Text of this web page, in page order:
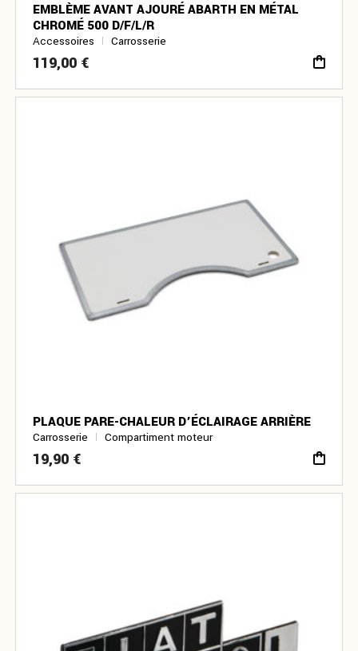
EMBLÈME AVANT AJOURÉ ABARTH EN MÉTAL
CHROMÉ 500 D/F/L/R
Accessoires Carrosserie
119,00 €
PLAQUE PARE-CHALEUR D’ÉCLAIRAGE ARRIÈRE
Carrosserie Compartiment moteur
19,90 €